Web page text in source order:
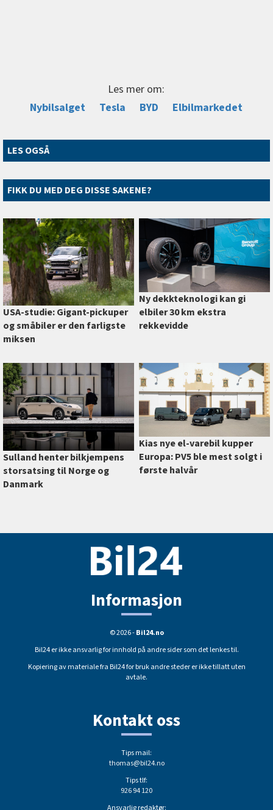
Les mer om:
Nybilsalget
Tesla BYD Elbilmarkedet
LES OGSÅ
FIKK DU MED DEG DISSE SAKENE?
USA-studie: Gigant-pickuper
og småbiler er den farligste
miksen
Ny dekkteknologi kan gi
elbiler 30 km ekstra
rekkevidde
Sulland henter bilkjempens
storsatsing til Norge og
Danmark
Kias nye el-varebil kupper
Europa: PV5 ble mest solgt i
første halvår
Informasjon
© 2026 -Bil24.no
Bil24 er ikke ansvarlig for innhold på andre sider som det lenkes til.
Kopiering av materiale fra Bil24 for bruk andre steder er ikke tillatt uten
avtale.
Kontakt oss
Tips mail:
thomas@bil24.no
Tips tlf:
926 94 120
Ansvarlig redaktør: